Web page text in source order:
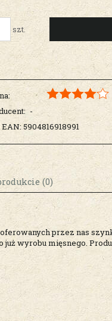
szt.
-
5904816918991
kosztów
(0)
przez nas
wyrobu mięsnego.